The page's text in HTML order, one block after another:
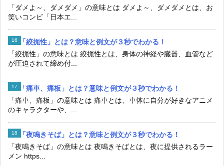
「ダメよ～、ダメダメ」の意味とは ダメよ～、ダメダメとは、お
笑いコンビ「日本エ...
「絞扼性」とは？意味と例文が３秒でわかる！
「絞扼性」の意味とは 絞扼性とは、身体の神経や臓器、血管など
が圧迫されて締め付...
「痛車、痛板」とは？意味と例文が３秒でわかる！
「痛車、痛板」の意味とは 痛車とは、車体に自分が好きなアニメ
のキャラクターや、...
「夜鳴きそば」とは？意味と例文が３秒でわかる！
「夜鳴きそば」の意味とは 夜鳴きそばとは、夜に提供されるラー
メン https...